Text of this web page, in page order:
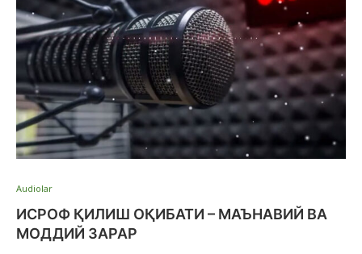
Audiolar
ИСРОФ ҚИЛИШ ОҚИБАТИ – МАЪНАВИЙ ВА
МОДДИЙ ЗАРАР